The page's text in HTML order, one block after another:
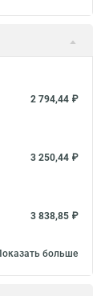
2 794,44 ₽
3 250,44 ₽
3 838,85 ₽
больше